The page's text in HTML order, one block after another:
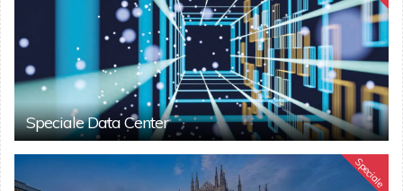
Speciale Data Center
Speciale